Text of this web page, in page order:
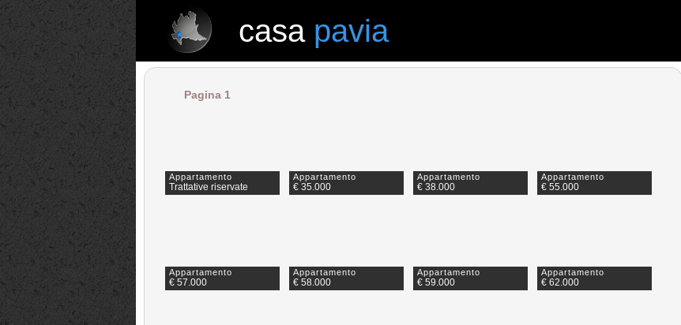
casa pavia
Pagina 1
Appartamento
Trattative riservate
Appartamento
€ 35.000
Appartamento
€ 38.000
Appartamento
€ 55.000
Appartamento
€ 57.000
Appartamento
€ 58.000
Appartamento
€ 59.000
Appartamento
€ 62.000
pavia